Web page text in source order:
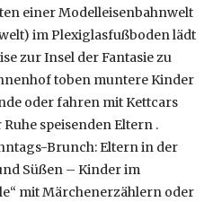
einer Modelleisenbahnwelt
im Plexiglasfußboden lädt
zur Insel der Fantasie zu
toben muntere Kinder
oder fahren mit Kettcars
speisenden Eltern .
Brunch: Eltern in der
Süßen – Kinder im
mit Märchenerzählern oder